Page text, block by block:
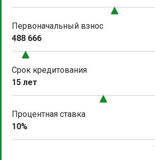
Первоначальный взнос
488 666
Срок кредитования
15 лет
Процентная ставка
10%